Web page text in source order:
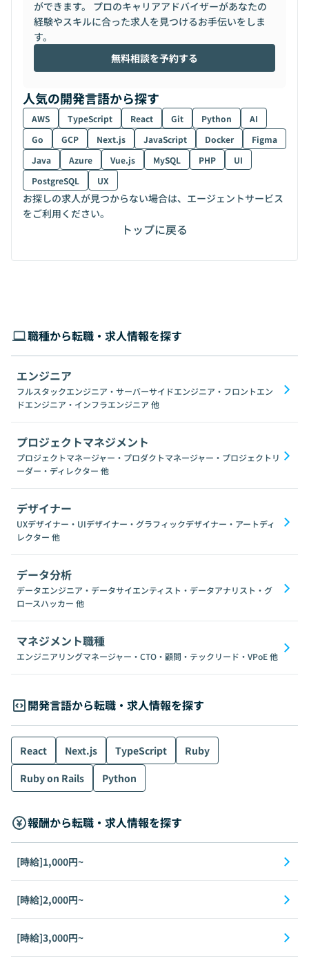
ができます。 プロのキャリアアドバイザーがあなたの
経験やスキルに合った求人を見つけるお手伝いをしま
す。
無料相談を予約する
人気の開発言語から探す
AWS TypeScript React Git Python
AI
Go
GCP Next.js JavaScript Docker
Figma
Java
Azure Vue.js MySQL PHP
UI
PostgreSQL
UX
お探しの求人が見つからない場合は、エージェントサービス
をご利用ください。
トップに戻る
職種から転職・求人情報を探す
エンジニア
フルスタックエンジニア・サーバーサイドエンジニア・フロントエン
ドエンジニア・インフラエンジニア 他
プロジェクトマネジメント
プロジェクトマネージャー・プロダクトマネージャー・プロジェクトリ
ーダー・ディレクター 他
デザイナー
UXデザイナー・UIデザイナー・グラフィックデザイナー・アートディ
レクター 他
データ分析
データエンジニア・データサイエンティスト・データアナリスト・グ
ロースハッカー 他
マネジメント職種
エンジニアリングマネージャー・CTO・顧問・テックリード・VPoE他
開発言語から転職・求人情報を探す
React Next.js TypeScript
Ruby
Ruby on Rails
Python
報酬から転職・求人情報を探す
[時給]1,000円~
[時給]2,000円~
[時給]3,000円~